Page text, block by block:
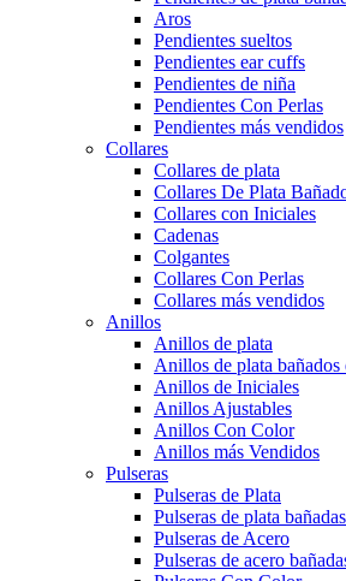
Aros
Pendientes sueltos
Pendientes ear cuffs
Pendientes de niña
Pendientes Con Perlas
Pendientes más vendidos
Collares
Collares de plata
Collares De Plata
Collares con Iniciales
Cadenas
Colgantes
Collares Con Perlas
Collares más vendidos
Anillos
Anillos de plata
Anillos de plata bañados
Anillos de Iniciales
Anillos Ajustables
Anillos Con Color
Anillos más Vendidos
Pulseras
Pulseras de Plata
Pulseras de plata
Pulseras de Acero
Pulseras de acero